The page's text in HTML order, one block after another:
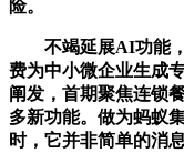
险。
不竭延展AI功能，
费为中小微企业生成
阐发，首期聚焦连锁
多新功能。做为蚂蚁
时，它并非简单的消